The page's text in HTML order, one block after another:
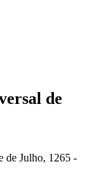
de
de Julho, 1265 -